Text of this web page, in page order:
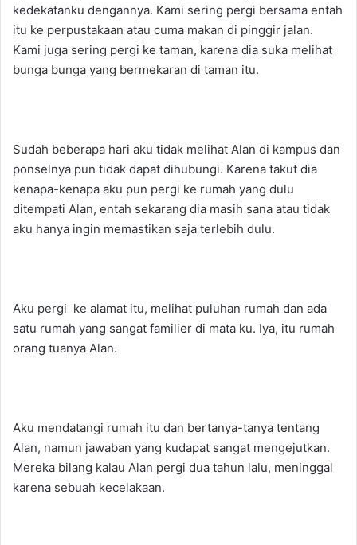
kedekatanku dengannya. Kami sering pergi bersama entah
itu ke perpustakaan atau cuma makan di pinggir jalan.
Kami juga sering pergi ke taman, karena dia suka melihat
bunga bunga yang bermekaran di taman itu.
Sudah beberapa hari aku tidak melihat Alan di kampus dan
ponselnya pun tidak dapat dihubungi. Karena takut dia
kenapa-kenapa aku pun pergi ke rumah yang dulu
ditempati Alan, entah sekarang dia masih sana atau tidak
aku hanya ingin memastikan saja terlebih dulu.
Aku pergi ke alamat itu, melihat puluhan rumah dan ada
satu rumah yang sangat familier di mata ku. Iya, itu rumah
orang tuanya Alan.
Aku mendatangi rumah itu dan bertanya-tanya tentang
Alan, namun jawaban yang kudapat sangat mengejutkan.
Mereka bilang kalau Alan pergi dua tahun lalu, meninggal
karena sebuah kecelakaan.